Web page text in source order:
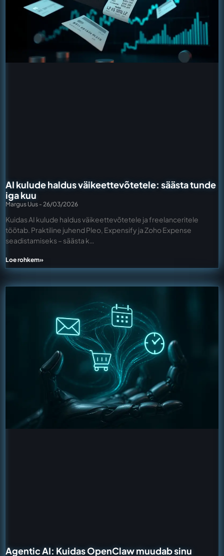
AI kulude haldus väikeettevõtetele: säästa tunde
iga kuu
Margus Uus 26/03/2026
Kuidas AI kulude haldus väikeettevõtetele ja freelanceritele
töötab. Praktiline juhend Pleo, Expensify ja Zoho Expense
seadistamiseks – säästa k…
Loe rohkem»
Agentic AI: Kuidas OpenClaw muudab sinu